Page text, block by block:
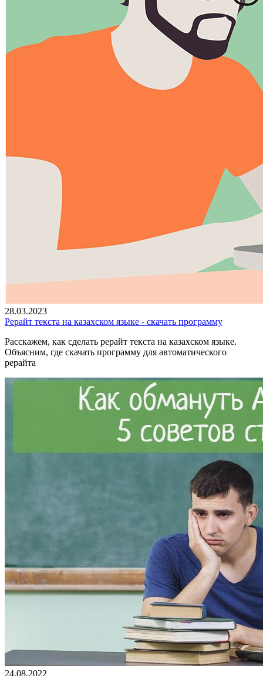
28.03.2023
Рерайт текста на казахском языке - скачать программу
Расскажем, как сделать рерайт текста на казахском языке.
Объясним, где скачать программу для автоматического
рерайта
24.08.2022